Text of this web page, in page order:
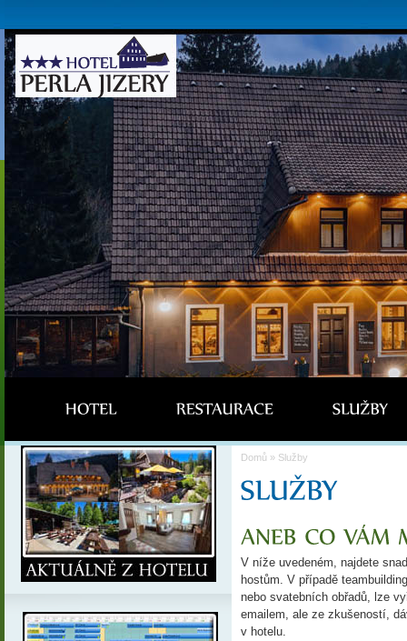
Domů » Služby
V níže uvedeném, najdete
hostům. V případě
nebo svatebních obřadů, lze
emailem, ale ze zkušeností,
v hotelu.